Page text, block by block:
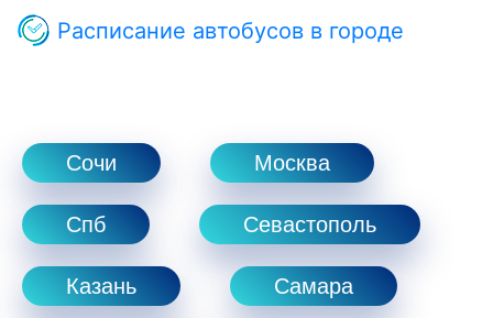
Расписание автобусов в городе
Сочи Москва
Спб Севастополь
Казань Самара